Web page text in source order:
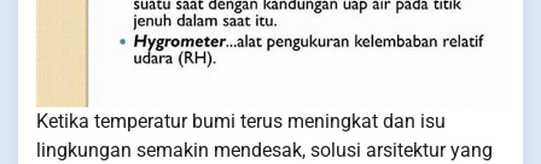
Ketika temperatur bumi terus meningkat dan isu
lingkungan semakin mendesak, solusi arsitektur yang